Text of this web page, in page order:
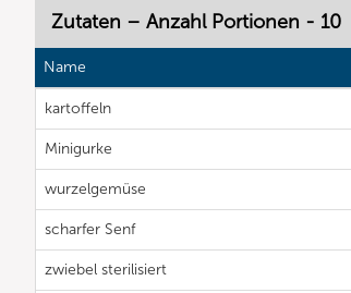
Zutaten – Anzahl Portionen - 10
Name
kartoffeln
Minigurke
wurzelgemüse
scharfer Senf
zwiebel sterilisiert